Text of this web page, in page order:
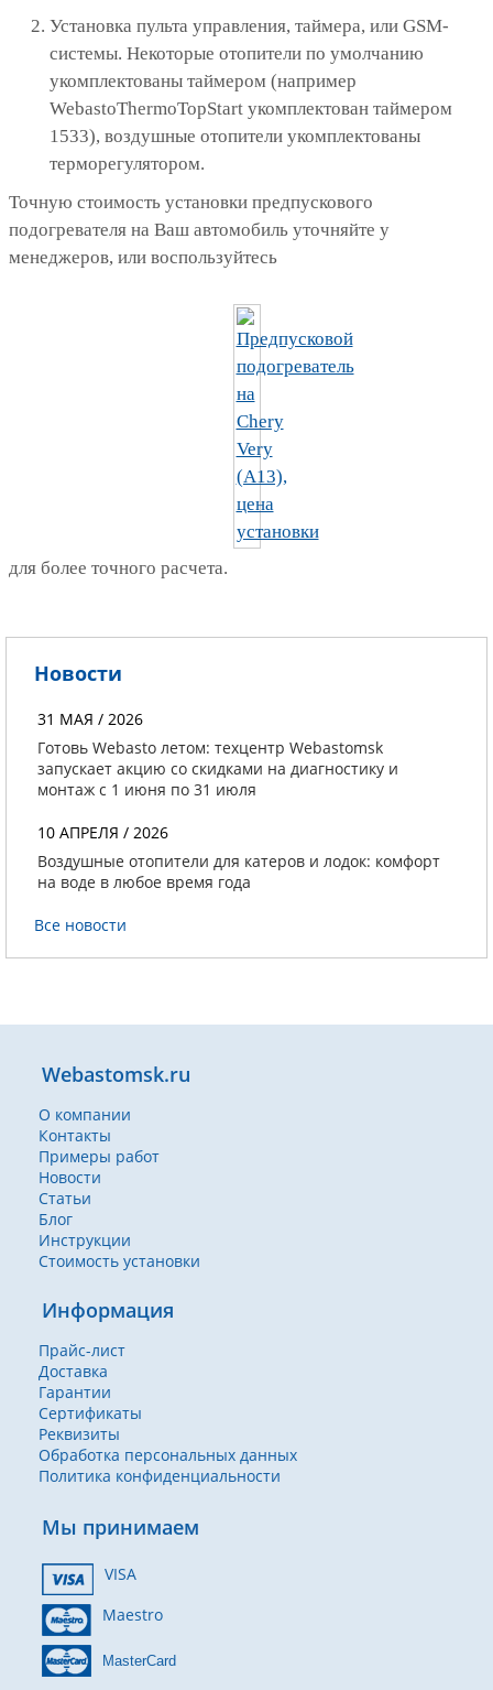
Установка пульта управления, таймера, или GSM-
системы. Некоторые отопители по умолчанию
укомплектованы таймером (например
WebastoThermoTopStart укомплектован таймером
1533), воздушные отопители укомплектованы
терморегулятором.
Точную стоимость установки предпускового
подогревателя на Ваш автомобиль уточняйте у
менеджеров, или воспользуйтесь
для более точного расчета.
Новости
31 МАЯ / 2026
Готовь Webasto летом: техцентр Webastomsk
запускает акцию со скидками на диагностику и
монтаж с 1 июня по 31 июля
10 АПРЕЛЯ / 2026
Воздушные отопители для катеров и лодок: комфорт
на воде в любое время года
Все новости
Webastomsk.ru
О компании
Контакты
Примеры работ
Новости
Статьи
Блог
Инструкции
Стоимость установки
Информация
Прайс-лист
Доставка
Гарантии
Сертификаты
Реквизиты
Обработка персональных данных
Политика конфиденциальности
Мы принимаем
VISA
Maestro
MasterCard